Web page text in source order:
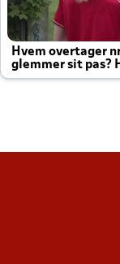
Hvem overtager
glemmer sit pas?
altid til efter